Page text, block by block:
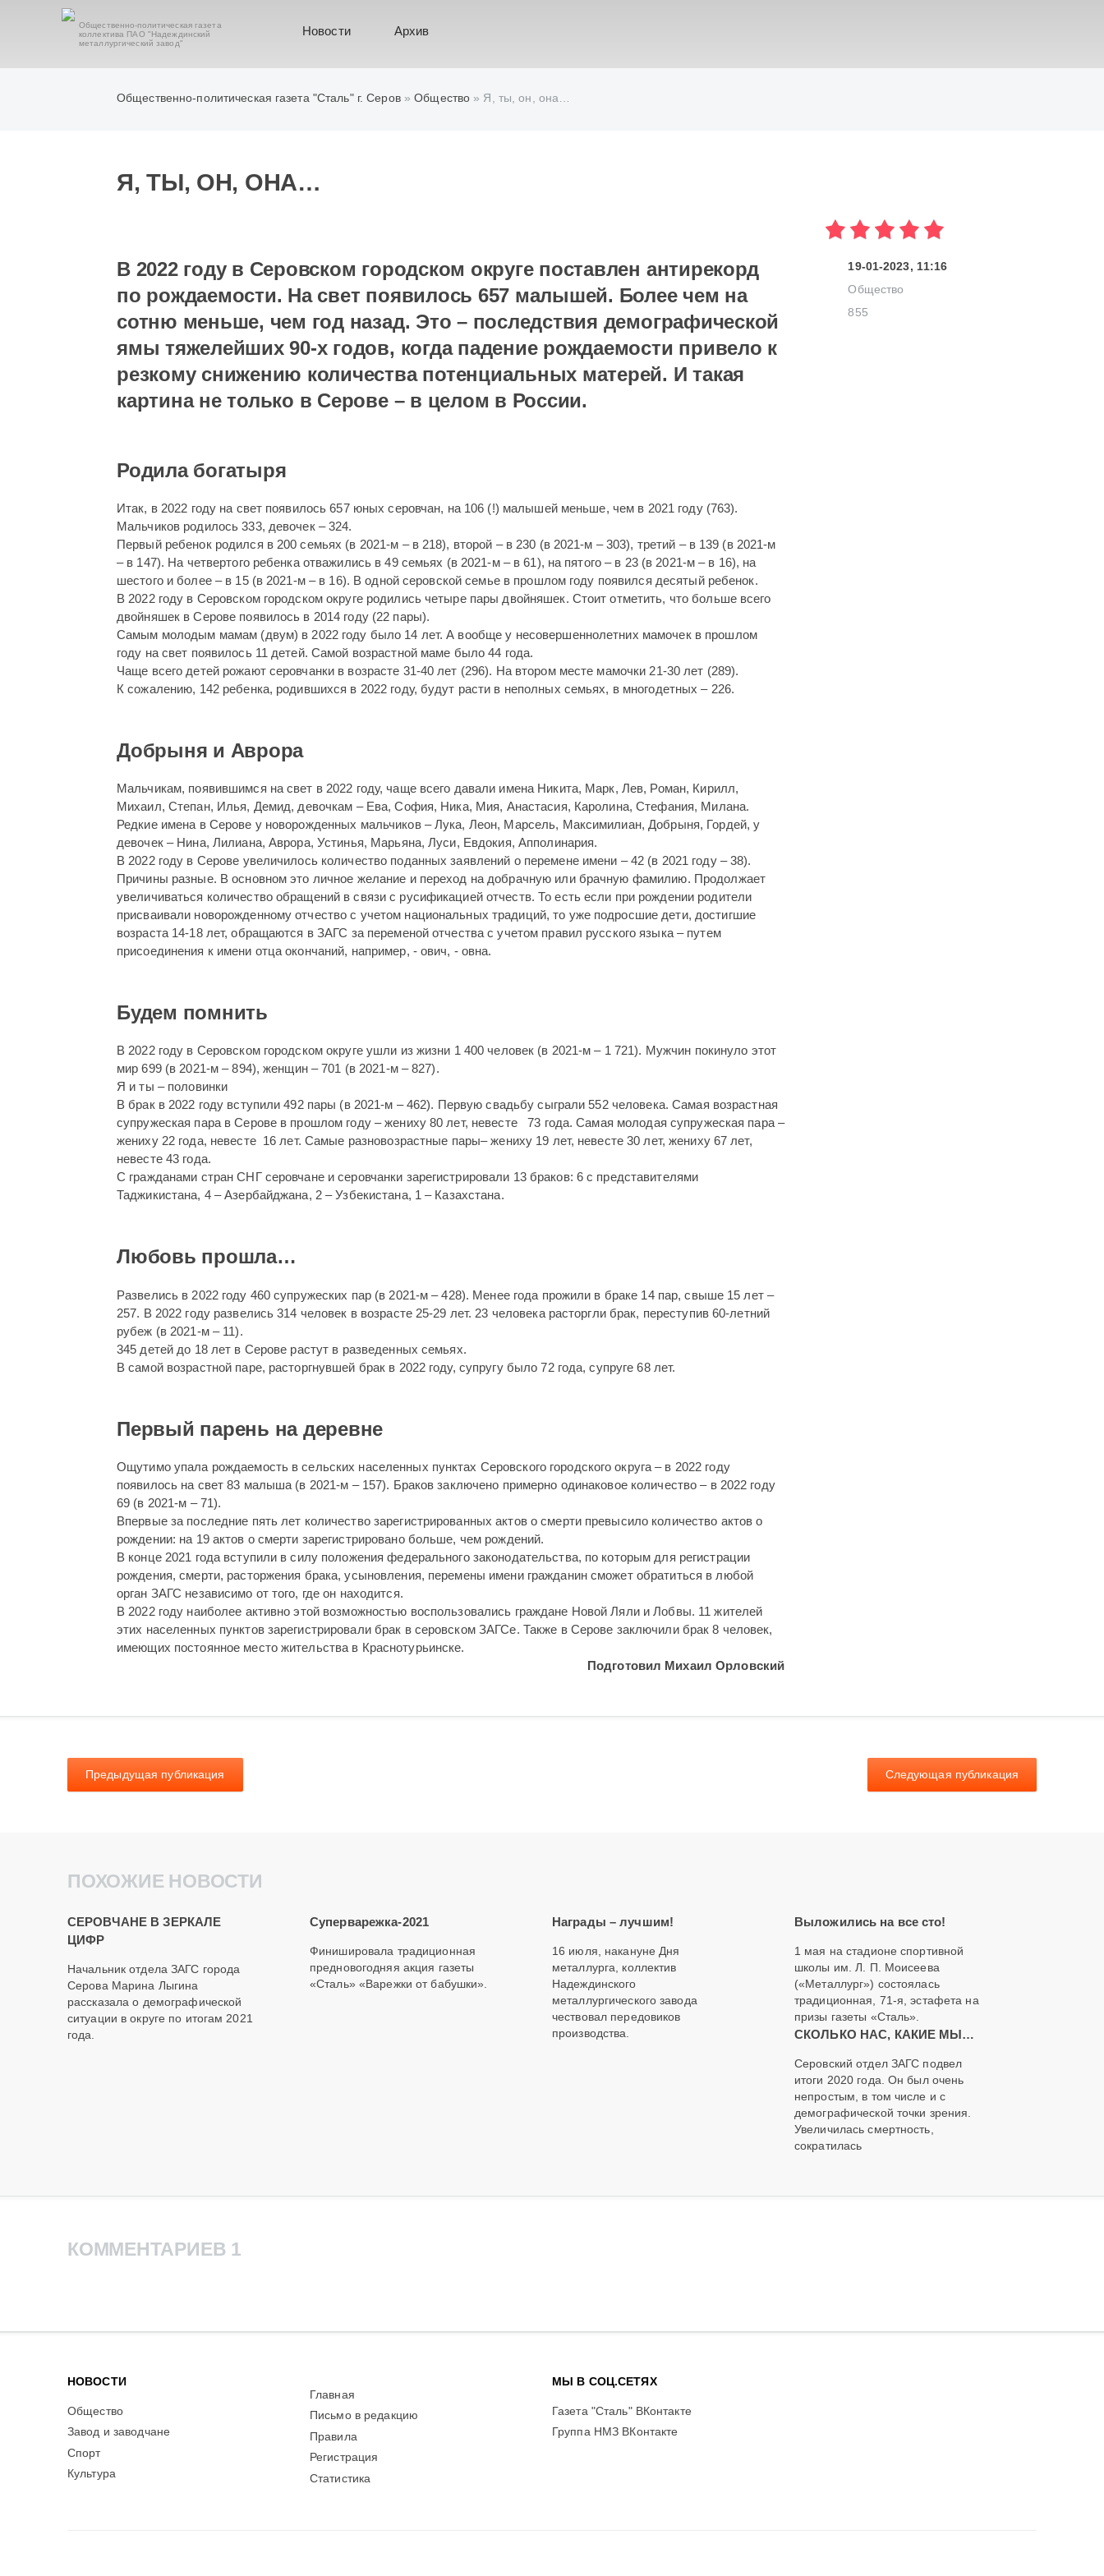
Общественно-политическая газета
коллектива ПАО "Надеждинский
металлургический завод"
Новости Архив
Общественно-политическая газета "Сталь" г. Серов»Общество » Я, ты, он, она…
Я, ТЫ, ОН, ОНА…
19-01-2023, 11:16
Общество
855
В 2022 году в Серовском городском округе поставлен антирекорд
по рождаемости. На свет появилось 657 малышей. Более чем на
сотню меньше, чем год назад. Это – последствия демографической
ямы тяжелейших 90-х годов, когда падение рождаемости привело к
резкому снижению количества потенциальных матерей. И такая
картина не только в Серове – в целом в России.
Родила богатыря
Итак, в 2022 году на свет появилось 657 юных серовчан, на 106 (!) малышей меньше, чем в 2021 году (763).
Мальчиков родилось 333, девочек – 324.
Первый ребенок родился в 200 семьях (в 2021-м – в 218), второй – в 230 (в 2021-м – 303), третий – в 139 (в 2021-м
– в 147). На четвертого ребенка отважились в 49 семьях (в 2021-м – в 61), на пятого – в 23 (в 2021-м – в 16), на
шестого и более – в 15 (в 2021-м – в 16). В одной серовской семье в прошлом году появился десятый ребенок.
В 2022 году в Серовском городском округе родились четыре пары двойняшек. Стоит отметить, что больше всего
двойняшек в Серове появилось в 2014 году (22 пары).
Самым молодым мамам (двум) в 2022 году было 14 лет. А вообще у несовершеннолетних мамочек в прошлом
году на свет появилось 11 детей. Самой возрастной маме было 44 года.
Чаще всего детей рожают серовчанки в возрасте 31-40 лет (296). На втором месте мамочки 21-30 лет (289).
К сожалению, 142 ребенка, родившихся в 2022 году, будут расти в неполных семьях, в многодетных – 226.
Добрыня и Аврора
Мальчикам, появившимся на свет в 2022 году, чаще всего давали имена Никита, Марк, Лев, Роман, Кирилл,
Михаил, Степан, Илья, Демид, девочкам – Ева, София, Ника, Мия, Анастасия, Каролина, Стефания, Милана.
Редкие имена в Серове у новорожденных мальчиков – Лука, Леон, Марсель, Максимилиан, Добрыня, Гордей, у
девочек – Нина, Лилиана, Аврора, Устинья, Марьяна, Луси, Евдокия, Апполинария.
В 2022 году в Серове увеличилось количество поданных заявлений о перемене имени – 42 (в 2021 году – 38).
Причины разные. В основном это личное желание и переход на добрачную или брачную фамилию. Продолжает
увеличиваться количество обращений в связи с русификацией отчеств. То есть если при рождении родители
присваивали новорожденному отчество с учетом национальных традиций, то уже подросшие дети, достигшие
возраста 14-18 лет, обращаются в ЗАГС за переменой отчества с учетом правил русского языка – путем
присоединения к имени отца окончаний, например, - ович, - овна.
Будем помнить
В 2022 году в Серовском городском округе ушли из жизни 1 400 человек (в 2021-м – 1 721). Мужчин покинуло этот
мир 699 (в 2021-м – 894), женщин – 701 (в 2021-м – 827).
Я и ты – половинки
В брак в 2022 году вступили 492 пары (в 2021-м – 462). Первую свадьбу сыграли 552 человека. Самая возрастная
супружеская пара в Серове в прошлом году – жениху 80 лет, невесте 73 года. Самая молодая супружеская пара –
жениху 22 года, невесте 16 лет. Самые разновоз­растные пары– жениху 19 лет, невесте 30 лет, жениху 67 лет,
невесте 43 года.
С гражданами стран СНГ серовчане и серовчанки зарегистрировали 13 браков: 6 с представителями
Таджикистана, 4 – Азербайджана, 2 – Узбекистана, 1 – Казахстана.
Любовь прошла…
Развелись в 2022 году 460 супружеских пар (в 2021-м – 428). Менее года прожили в браке 14 пар, свыше 15 лет –
257. В 2022 году развелись 314 человек в возрасте 25-29 лет. 23 человека расторгли брак, переступив 60-летний
рубеж (в 2021-м – 11).
345 детей до 18 лет в Серове растут в разведенных семьях.
В самой возрастной паре, расторгнувшей брак в 2022 году, супругу было 72 года, супруге 68 лет.
Первый парень на деревне
Ощутимо упала рождаемость в сельских населенных пунктах Серовского городского округа – в 2022 году
появилось на свет 83 малыша (в 2021-м – 157). Браков заключено примерно одинаковое количество – в 2022 году
69 (в 2021-м – 71).
Впервые за последние пять лет количество зарегистрированных актов о смерти превысило количество актов о
рождении: на 19 актов о смерти зарегистрировано больше, чем рождений.
В конце 2021 года вступили в силу положения федерального законодательства, по которым для регистрации
рождения, смерти, расторжения брака, усыновления, перемены имени гражданин сможет обратиться в любой
орган ЗАГС независимо от того, где он находится.
В 2022 году наиболее активно этой возможностью воспользовались граждане Новой Ляли и Лобвы. 11 жителей
этих населенных пунктов зарегистрировали брак в серовском ЗАГСе. Также в Серове заключили брак 8 человек,
имеющих постоянное место жительства в Краснотурьинске.
Подготовил Михаил Орловский
Предыдущая публикация Следующая публикация
ПОХОЖИЕ НОВОСТИ
СЕРОВЧАНЕ В ЗЕРКАЛЕ
ЦИФР
Начальник отдела ЗАГС города
Серова Марина Лыгина
рассказала о демографической
ситуации в округе по итогам 2021
года.
Суперварежка-2021
Финишировала традиционная
предновогодняя акция газеты
«Сталь» «Варежки от бабушки».
Награды – лучшим!
16 июля, накануне Дня
металлурга, коллектив
Надеждинского
металлургического завода
чествовал передовиков
производства.
Выложились на все сто!
1 мая на стадионе спортивной
школы им. Л. П. Моисеева
(«Металлург») состоялась
традиционная, 71-я, эстафета на
призы газеты «Сталь».
СКОЛЬКО НАС, КАКИЕ МЫ…
Серовский отдел ЗАГС подвел
итоги 2020 года. Он был очень
непростым, в том числе и с
демографической точки зрения.
Увеличилась смертность,
сократилась
КОММЕНТАРИЕВ 1
НОВОСТИ
Общество
Завод и заводчане
Спорт
Культура
Главная
Письмо в редакцию
Правила
Регистрация
Статистика
МЫ В СОЦ.СЕТЯХ
Газета "Сталь" ВКонтакте
Группа НМЗ ВКонтакте